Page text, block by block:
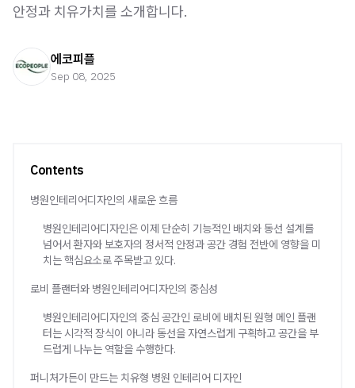
안정과 치유가치를 소개합니다.
에코피플
Sep 08, 2025
Contents
병원인테리어디자인의 새로운 흐름
병원인테리어디자인은 이제 단순히 기능적인 배치와 동선 설계를
넘어서 환자와 보호자의 정서적 안정과 공간 경험 전반에 영향을 미
치는 핵심요소로 주목받고 있다.
로비 플랜터와 병원인테리어디자인의 중심성
병원인테리어디자인의 중심 공간인 로비에 배치된 원형 메인 플랜
터는 시각적 장식이 아니라 동선을 자연스럽게 구획하고 공간을 부
드럽게 나누는 역할을 수행한다.
퍼니처가든이 만드는 치유형 병원 인테리어 디자인